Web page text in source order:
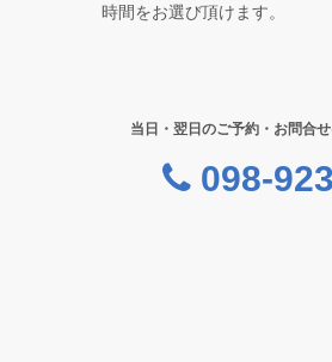
時間をお選び頂けます。
当日・翌日のご予約・お問合
098-